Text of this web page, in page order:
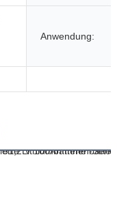
Anwendung: